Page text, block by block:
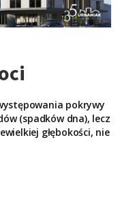
pokrywy
(spadków dna), lecz
głębokości, nie